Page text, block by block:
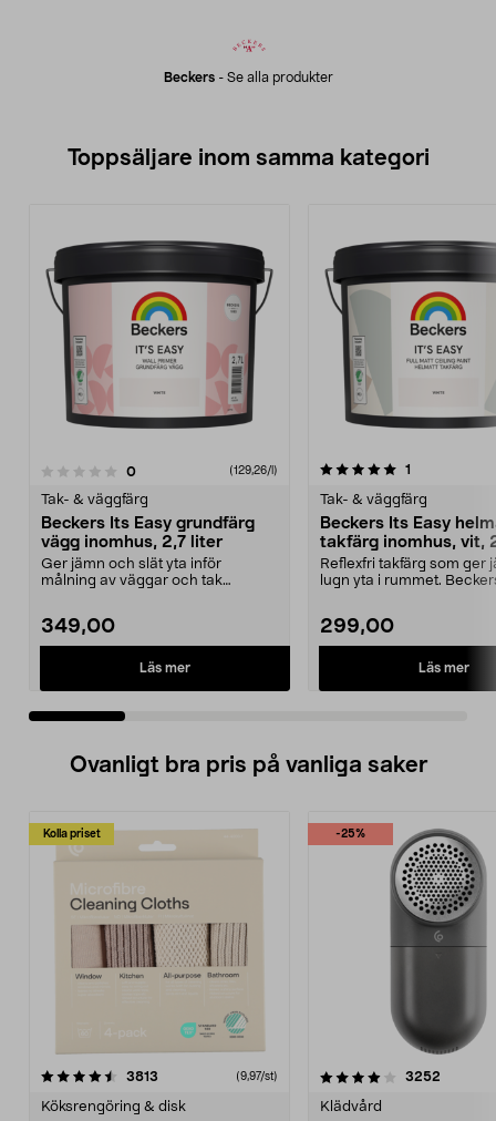
Beckers- Se alla produkter
Toppsäljare inom samma kategori
0recensioner (129,26/l)
Tak- & väggfärg
Beckers Its Easy grundfärg
vägg inomhus, 2,7 liter
Ger jämn och slät yta inför
målning av väggar och tak
349,00
Läs mer
5.0 av 5 stjärnor 1
Tak- & väggfärg
Beckers Its Easy
takfärg inomhus, vit,
Reflexfri takfärg som ger
lugn yta i rummet.
299,00
Läs mer
3.5 av 5 stjärnor
Ovanligt bra pris på vanliga saker
Kolla priset
3813 (9,97/st)
Köksrengöring & disk
-25%
4.0av 5 stjärnor 3252
Klädvård
4.5av 5 stjärnor